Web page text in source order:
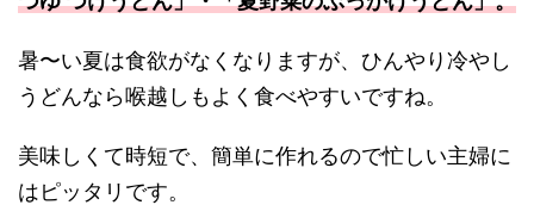
暑〜い夏は食欲がなくなりますが、ひんやり冷やし
うどんなら喉越しもよく食べやすいですね。
美味しくて時短で、簡単に作れるので忙しい主婦に
はピッタリです。